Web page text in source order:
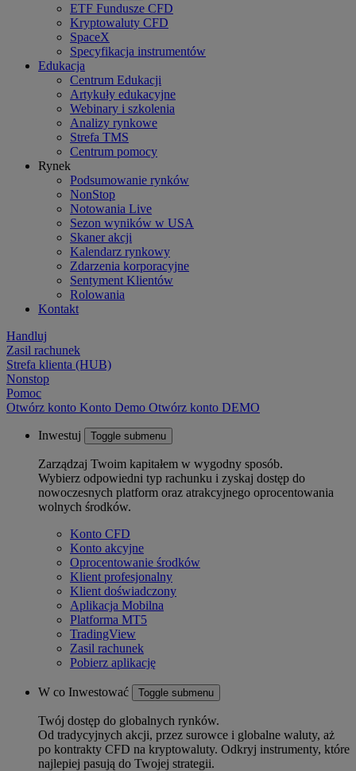
ETF Fundusze CFD
Kryptowaluty CFD
SpaceX
Specyfikacja instrumentów
Edukacja
Centrum Edukacji
Artykuły edukacyjne
Webinary i szkolenia
Analizy rynkowe
Strefa TMS
Centrum pomocy
Rynek
Podsumowanie rynków
NonStop
Notowania Live
Sezon wyników w USA
Skaner akcji
Kalendarz rynkowy
Zdarzenia korporacyjne
Sentyment Klientów
Rolowania
Kontakt
Handluj
Zasil rachunek
Strefa klienta (HUB)
Nonstop
Pomoc
Otwórz konto Konto Demo Otwórz konto DEMO
Inwestuj Toggle submenu
Zarządzaj Twoim kapitałem w wygodny sposób.
Wybierz odpowiedni typ rachunku i zyskaj dostęp do
nowoczesnych platform oraz atrakcyjnego oprocentowania
wolnych środków.
Konto CFD
Konto akcyjne
Oprocentowanie środków
Klient profesjonalny
Klient doświadczony
Aplikacja Mobilna
Platforma MT5
TradingView
Zasil rachunek
Pobierz aplikację
W co Inwestować Toggle submenu
Twój dostęp do globalnych rynków.
Od tradycyjnych akcji, przez surowce i globalne waluty, aż
po kontrakty CFD na kryptowaluty. Odkryj instrumenty, które
najlepiej pasują do Twojej strategii.